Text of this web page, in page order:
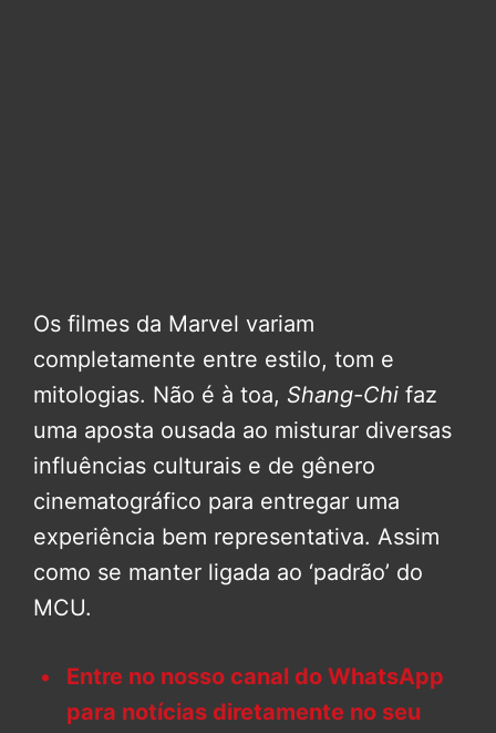
Os filmes da Marvel variam
completamente entre estilo, tom e
mitologias. Não é à toa, Shang-Chi faz
uma aposta ousada ao misturar diversas
influências culturais e de gênero
cinematográfico para entregar uma
experiência bem representativa. Assim
como se manter ligada ao ‘padrão’ do
MCU.
Entre no nosso canal do WhatsApp
para notícias diretamente no seu